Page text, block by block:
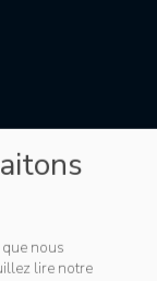
nous
lire notre